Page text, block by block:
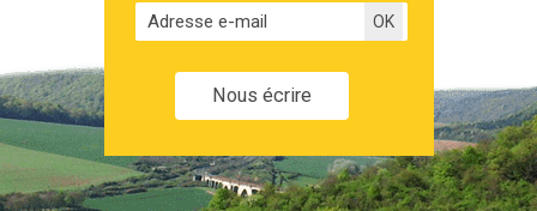
Nous écrire